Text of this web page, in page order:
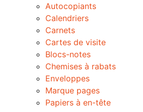
Autocopiants
Calendriers
Carnets
Cartes de visite
Blocs-notes
Chemises à rabats
Enveloppes
Marque pages
Papiers à en-tête